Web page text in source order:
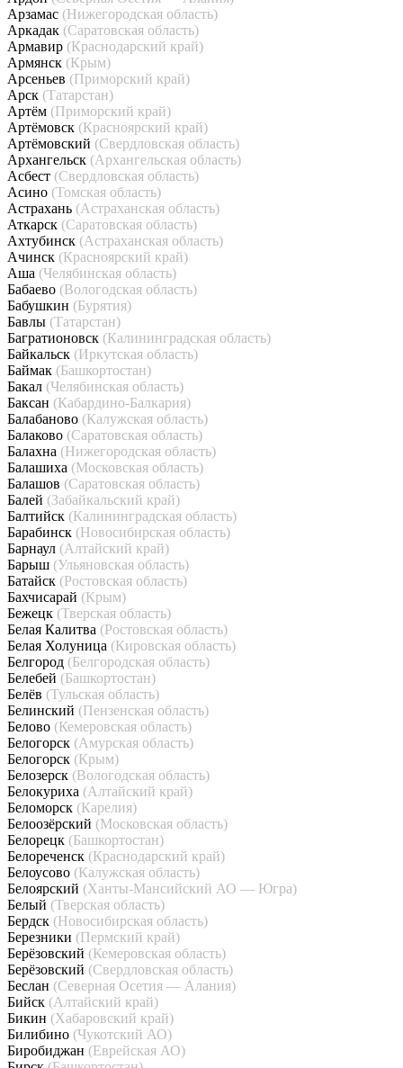
Арзамас (Нижегородская область)
Аркадак (Саратовская область)
Армавир (Краснодарский край)
Армянск (Крым)
Арсеньев (Приморский край)
Арск (Татарстан)
Артём (Приморский край)
Артёмовск (Красноярский край)
Артёмовский (Свердловская область)
Архангельск (Архангельская область)
Асбест (Свердловская область)
Асино (Томская область)
Астрахань (Астраханская область)
Аткарск (Саратовская область)
Ахтубинск (Астраханская область)
Ачинск (Красноярский край)
Аша (Челябинская область)
Бабаево (Вологодская область)
Бабушкин (Бурятия)
Бавлы (Татарстан)
Багратионовск (Калининградская область)
Байкальск (Иркутская область)
Баймак (Башкортостан)
Бакал (Челябинская область)
Баксан (Кабардино-Балкария)
Балабаново (Калужская область)
Балаково (Саратовская область)
Балахна (Нижегородская область)
Балашиха (Московская область)
Балашов (Саратовская область)
Балей (Забайкальский край)
Балтийск (Калининградская область)
Барабинск (Новосибирская область)
Барнаул (Алтайский край)
Барыш (Ульяновская область)
Батайск (Ростовская область)
Бахчисарай (Крым)
Бежецк (Тверская область)
Белая Калитва (Ростовская область)
Белая Холуница (Кировская область)
Белгород (Белгородская область)
Белебей (Башкортостан)
Белёв (Тульская область)
Белинский (Пензенская область)
Белово (Кемеровская область)
Белогорск (Амурская область)
Белогорск (Крым)
Белозерск (Вологодская область)
Белокуриха (Алтайский край)
Беломорск (Карелия)
Белоозёрский (Московская область)
Белорецк (Башкортостан)
Белореченск (Краснодарский край)
Белоусово (Калужская область)
Белоярский (Ханты-Мансийский АО — Югра)
Белый (Тверская область)
Бердск (Новосибирская область)
Березники (Пермский край)
Берёзовский (Кемеровская область)
Берёзовский (Свердловская область)
Беслан (Северная Осетия — Алания)
Бийск (Алтайский край)
Бикин (Хабаровский край)
Билибино (Чукотский АО)
Биробиджан (Еврейская АО)